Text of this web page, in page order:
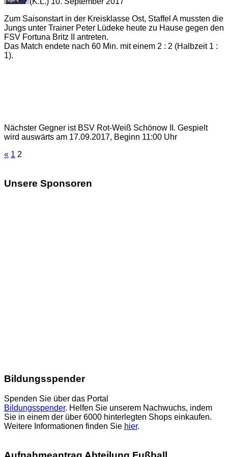
Zum Saisonstart in der Kreisklasse Ost, Staffel A mussten die
Jungs unter Trainer Peter Lüdeke heute zu Hause gegen den
FSV Fortuna Britz II antreten.
Das Match endete nach 60 Min. mit einem 2 : 2 (Halbzeit 1 :
1).
Nächster Gegner ist BSV Rot-Weiß Schönow II. Gespielt
wird auswärts am 17.09.2017, Beginn 11:00 Uhr
« 1 2
Unsere Sponsoren
Bildungsspender
Spenden Sie über das Portal
Bildungsspender. Helfen Sie unserem Nachwuchs, indem
Sie in einem der über 6000 hinterlegten Shops einkaufen.
Weitere Informationen finden Sie hier.